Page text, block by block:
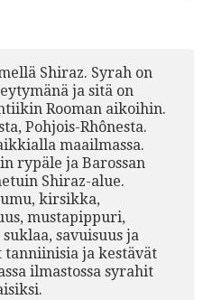
Shiraz. Syrah on
ja sitä on
Rooman aikoihin.
Pohjois-Rhônesta.
maailmassa.
rypäle ja Barossan
Shiraz-alue.
kirsikka,
mustapippuri,
savuisuus ja
tanniinisia ja kestävät
ilmastossa syrahit